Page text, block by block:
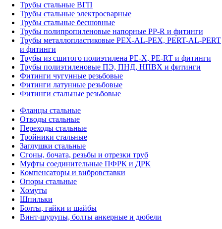
Трубы стальные ВГП
Трубы стальные электросварные
Трубы стальные бесшовные
Трубы полипропиленовые напорные PP-R и фитинги
Трубы металлопластиковые PEX-AL-PEX, PERT-AL-PERT
и фитинги
Трубы из сшитого полиэтилена PE-X, PE-RT и фитинги
Трубы полиэтиленовые ПЭ, ПНД, НПВХ и фитинги
Фитинги чугунные резьбовые
Фитинги латунные резьбовые
Фитинги стальные резьбовые
Фланцы стальные
Отводы стальные
Переходы стальные
Тройники стальные
Заглушки стальные
Сгоны, бочата, резьбы и отрезки труб
Муфты соединительные ПФРК и ДРК
Компенсаторы и вибровставки
Опоры стальные
Хомуты
Шпильки
Болты, гайки и шайбы
Винт-шурупы, болты анкерные и дюбели